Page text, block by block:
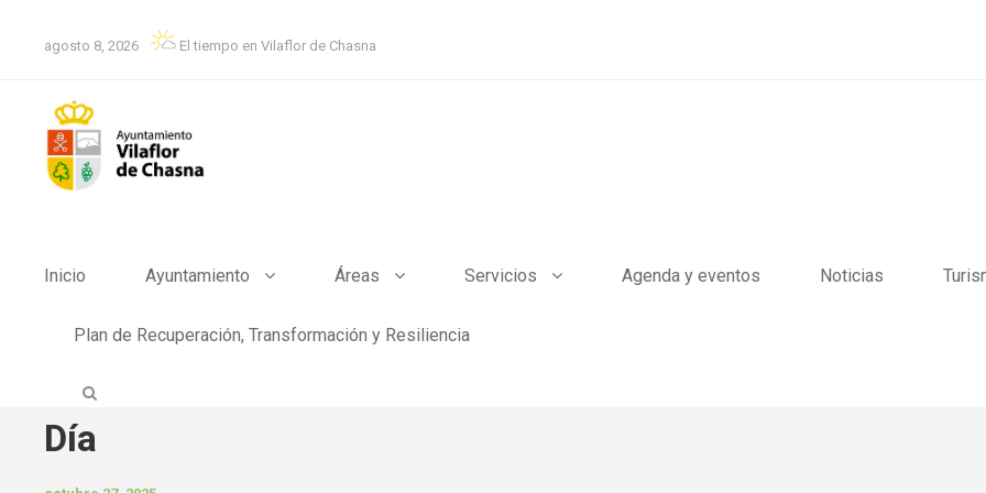
agosto 8, 2026 El tiempo en Vilaflor de Chasna
Inicio Ayuntamiento Áreas Servicios Agenda y eventos Noticias
Plan de Recuperación, Transformación y Resiliencia
Día